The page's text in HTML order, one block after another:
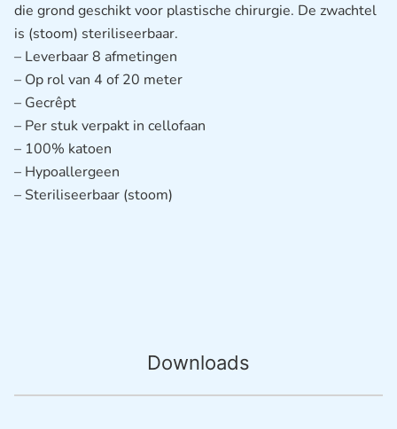
Downloads
die grond geschikt voor plastische chirurgie. De zwachtel
is (stoom) steriliseerbaar.
– Leverbaar 8 afmetingen
– Op rol van 4 of 20 meter
– Gecrêpt
– Per stuk verpakt in cellofaan
– 100% katoen
– Hypoallergeen
– Steriliseerbaar (stoom)